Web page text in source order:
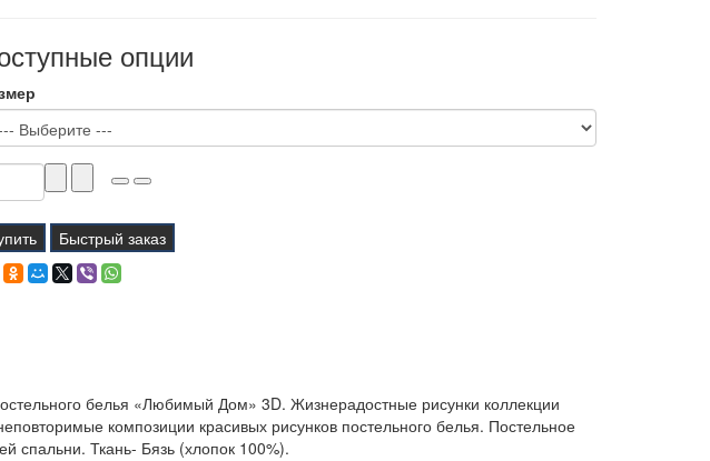
опции
Быстрый заказ
белья «Любимый Дом» 3D. Жизнерадостные рисунки коллекции
композиции красивых рисунков постельного белья. Постельное
Ткань- Бязь (хлопок 100%).